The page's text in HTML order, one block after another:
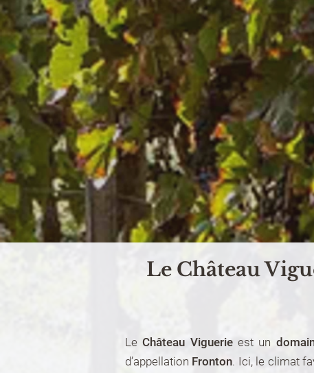
Le Château
LeChâteau Viguerieest un
d’appellation Fronton. Ici, le climat